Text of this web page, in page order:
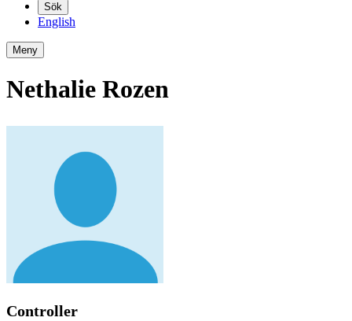
Sök
English
Meny
Nethalie Rozen
Controller